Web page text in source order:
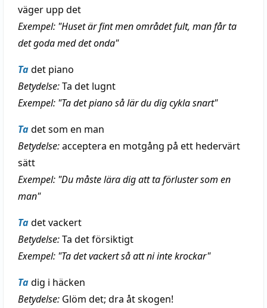
väger upp det
Exempel: "Huset är fint men området fult, man får ta
det goda med det onda"
Tadet piano
Betydelse:Ta det lugnt
Exempel: "Ta det piano så lär du dig cykla snart"
Tadet som en man
Betydelse:acceptera en motgång på ett hedervärt
sätt
Exempel: "Du måste lära dig att ta förluster som en
man"
Tadet vackert
Betydelse:Ta det försiktigt
Exempel: "Ta det vackert så att ni inte krockar"
Tadig i häcken
Betydelse: Glöm det; dra åt skogen!